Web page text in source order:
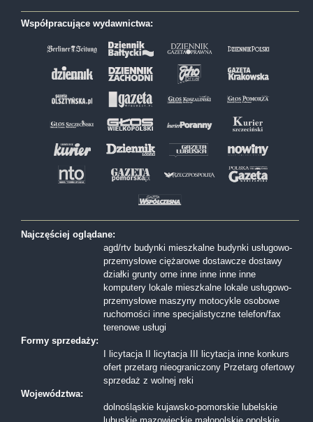
Współpracujące wydawnictwa:
Najczęściej oglądane:
agd/rtv budynki mieszkalne budynki usługowo-
przemysłowe ciężarowe dostawcze dostawy
działki grunty orne inne inne inne inne
komputery lokale mieszkalne lokale usługowo-
przemysłowe maszyny motocykle osobowe
ruchomości inne specjalistyczne telefon/fax
terenowe usługi
Formy sprzedaży:
I licytacja
II licytacja III licytacja inne konkurs
ofert przetarg nieograniczony Przetarg ofertowy
sprzedaż z wolnej reki
Województwa:
dolnośląskie kujawsko-pomorskie lubelskie